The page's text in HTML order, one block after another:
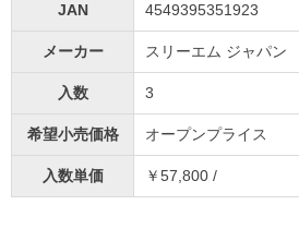
JAN 4549395351923
メーカー スリーエム ジャパン
入数 3
希望小売価格 オープンプライス
入数単価 ￥57,800 /